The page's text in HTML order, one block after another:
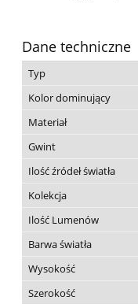
Dane techniczne
Typ
Kolor dominujący
Materiał
Gwint
Ilość źródeł światła
Kolekcja
Ilość Lumenów
Barwa światła
Wysokość
Szerokość